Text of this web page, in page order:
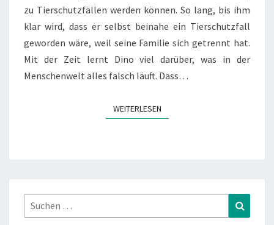
zu Tierschutzfällen werden können. So lang, bis ihm
klar wird, dass er selbst beinahe ein Tierschutzfall
geworden wäre, weil seine Familie sich getrennt hat.
Mit der Zeit lernt Dino viel darüber, was in der
Menschenwelt alles falsch läuft. Dass…
WEITERLESENWEITERLESEN
Suchen
nach: